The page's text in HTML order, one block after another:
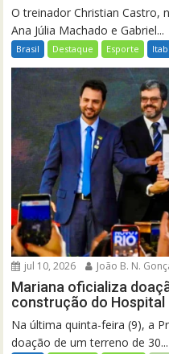
O treinador Christian Castro,
Ana Júlia Machado e Gabriel...
Brasil Destaque Esporte
jul 10, 2026 João B. N.
Mariana oficializa
construção do Hospital
Na última quinta-feira (9), a
doação de um terreno de 30...